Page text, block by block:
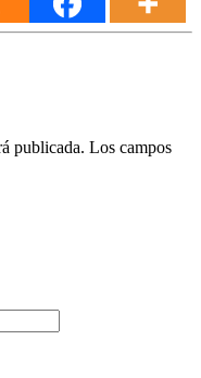
publicada. Los campos